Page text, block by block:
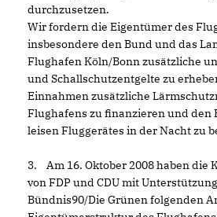
durchzusetzen.
Wir fordern die Eigentümer des
insbesondere den Bund und das
Flughafen Köln/Bonn zusätzliche
und Schallschutzentgelte zu
Einnahmen zusätzliche
Flughafens zu finanzieren und den
leisen Fluggerätes in der Nacht zu
3. Am 16. Oktober 2008 haben die
von FDP und CDU mit
Bündnis90/Die Grünen folgenden